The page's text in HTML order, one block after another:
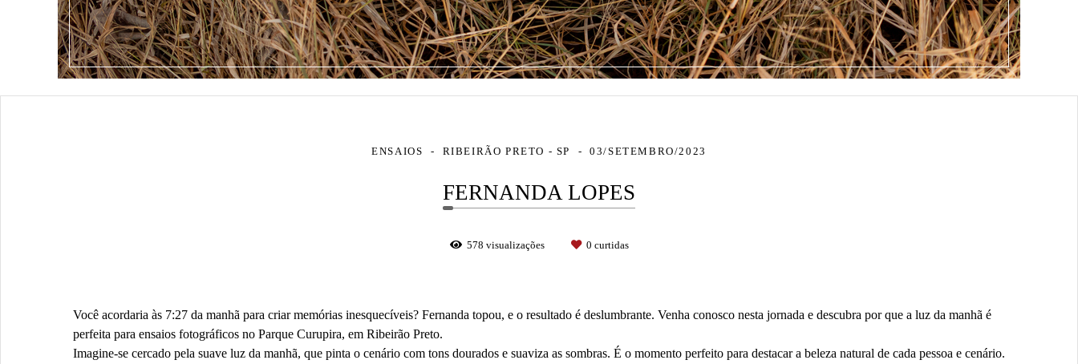
ENSAIOS RIBEIRÃO PRETO - SP 03/SETEMBRO/2023
FERNANDA LOPES
578 visualizações 0 curtidas
Você acordaria às 7:27 da manhã para criar memórias inesquecíveis? Fernanda topou, e o resultado é deslumbrante. Venha conosco nesta jornada e descubra por que a luz da manhã é
perfeita para ensaios fotográficos no Parque Curupira, em Ribeirão Preto.
Imagine-se cercado pela suave luz da manhã, que pinta o cenário com tons dourados e suaviza as sombras. É o momento perfeito para destacar a beleza natural de cada pessoa e cenário.